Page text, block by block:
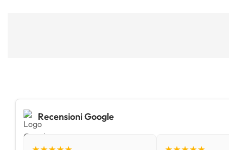
Recensioni Google